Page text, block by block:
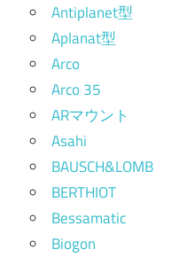
Antiplanet型
Aplanat型
Arco
Arco 35
ARマウント
Asahi
BAUSCH&LOMB
BERTHIOT
Bessamatic
Biogon